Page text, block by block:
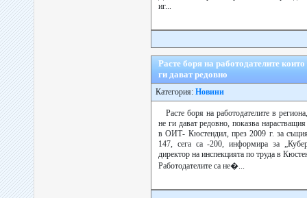
иг...
Расте боря на работодателите
ги дават редовно
Категория: Новини
Расте боря на работодателите в
не ги дават редовно, показва
в ОИТ- Кюстендил, през 2009 г. за
147, сега са -200, информира за
директор на инспекцията по труда в
Работодателите са не�...